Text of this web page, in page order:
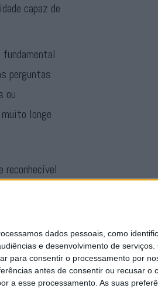
dados pessoais, como
e desenvolvimento de serviços.
para consentir o processamento por
antes de consentir ou recusar o
a esse processamento. As suas
capaz de
perguntas
ou
longe
prazo.